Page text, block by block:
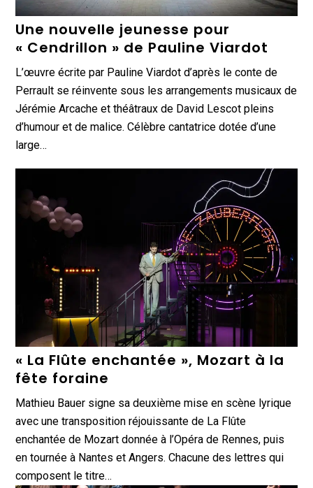
Une nouvelle jeunesse pour
« Cendrillon » de Pauline Viardot
L’œuvre écrite par Pauline Viardot d’après le conte de
Perrault se réinvente sous les arrangements musicaux de
Jérémie Arcache et théâtraux de David Lescot pleins
d’humour et de malice. Célèbre cantatrice dotée d’une
large…
« La Flûte enchantée », Mozart à la
fête foraine
Mathieu Bauer signe sa deuxième mise en scène lyrique
avec une transposition réjouissante de La Flûte
enchantée de Mozart donnée à l’Opéra de Rennes, puis
en tournée à Nantes et Angers. Chacune des lettres qui
composent le titre…